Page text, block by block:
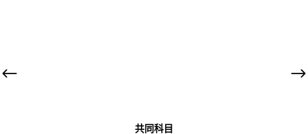
共同科目